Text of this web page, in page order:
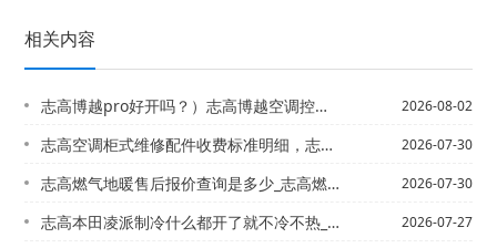
相关内容
志高博越pro好开吗？）志高博越空调控制面板如何拆卸 2026-08-02
志高空调柜式维修配件收费标准明细，志高空调维修收费价格表官方发布 2026-07-30
志高燃气地暖售后报价查询是多少_志高燃气炉售后电话是多少2027最新标准 2026-07-30
志高本田凌派制冷什么都开了就不冷不热_3-志高本田思迪的空调管结冰是怎么回事？ 2026-07-27